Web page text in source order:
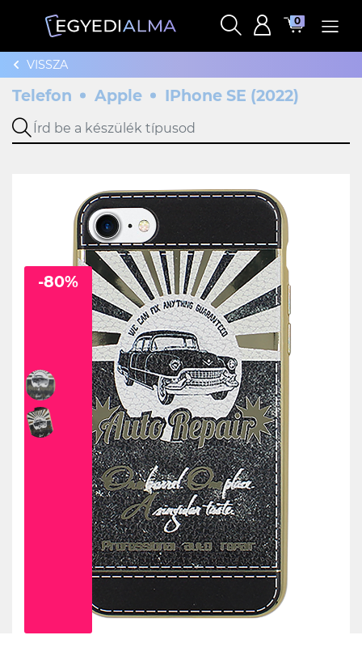
0
VISSZA
Telefon Apple IPhone SE (2022)
-80%